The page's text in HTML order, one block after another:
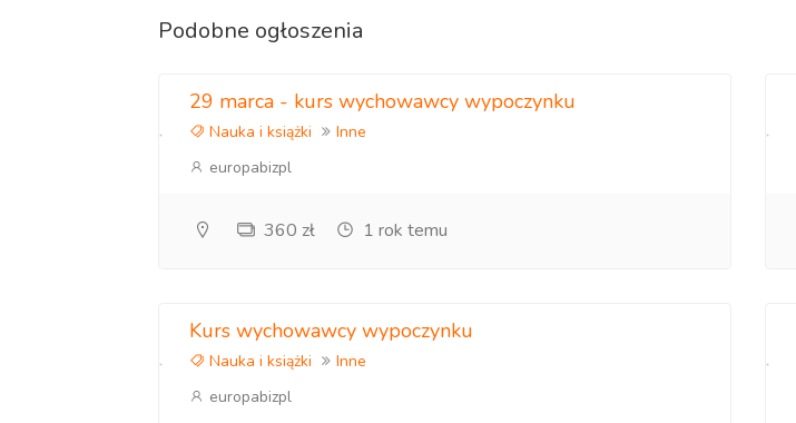
Podobne ogłoszenia
29 marca - kurs wychowawcy wypoczynku
Nauka i książki
Inne
europabizpl
360 zł 1 rok temu
Kurs wychowawcy wypoczynku
Nauka i książki
Inne
europabizpl